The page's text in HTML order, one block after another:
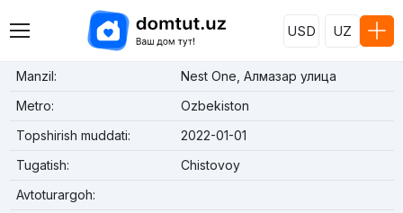
USD UZ
Manzil:
Nest One, Алмазар улица
Metro:
Ozbekiston
Topshirish muddati:
2022-01-01
Tugatish:
Chistovoy
Avtoturargoh: